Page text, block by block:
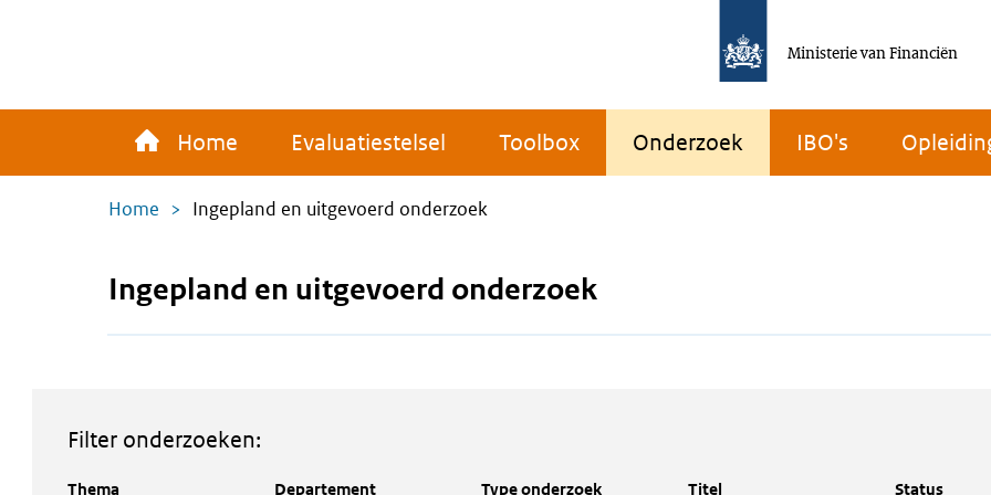
de
Ministerie van Financiën
Main
Home Evaluatiestelsel Toolbox Onderzoek IBO's
Kruimelpad
Home Ingepland en uitgevoerd onderzoek
Ingepland en uitgevoerd onderzoek
Filter onderzoeken:
Thema
Departement
Type onderzoek
Titel
Status